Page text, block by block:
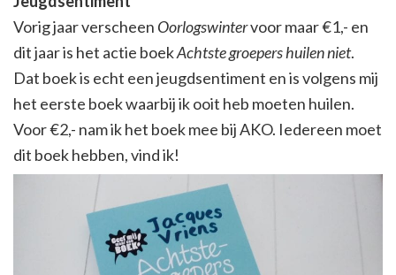
Vorig jaar verscheen Oorlogswintervoor maar €1,- en
dit jaar is het actie boekAchtste groepers huilen niet.
Dat boek is echt een jeugdsentiment en is volgens mij
het eerste boek waarbij ik ooit heb moeten huilen.
Voor €2,- nam ik het boek mee bij AKO. Iedereen moet
dit boek hebben, vind ik!